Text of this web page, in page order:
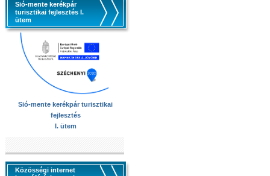
Sió-mente kerékpár
turisztikai fejlesztés I.
ütem
Sió-mente kerékpár turisztikai
fejlesztés
I. ütem
Közösségi internet